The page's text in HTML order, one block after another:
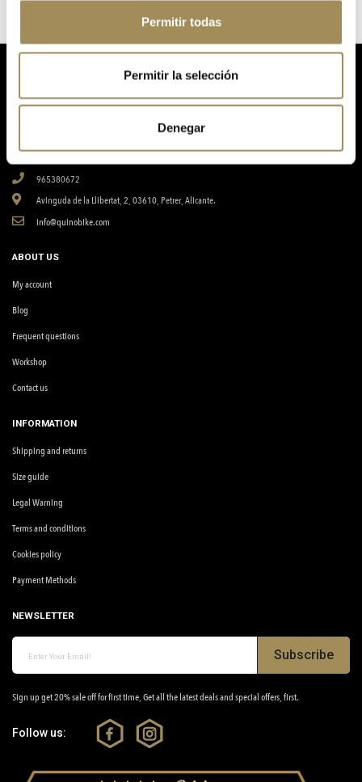
Permitir todas
Permitir la selección
Denegar
Your online store for cycling, bicycles, components, accessories, nutrition and equipment.
965380672
Avinguda de la Llibertat, 2, 03610, Petrer, Alicante.
info@quinobike.com
ABOUT US
My account
Blog
Frequent questions
Workshop
Contact us
INFORMATION
Shipping and returns
Size guide
Legal Warning
Terms and conditions
Cookies policy
Payment Methods
NEWSLETTER
Subscribe
Sign up get 20% sale off for first time, Get all the latest deals and special offers, first.
Follow us: